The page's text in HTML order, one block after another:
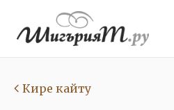
Кире кайту